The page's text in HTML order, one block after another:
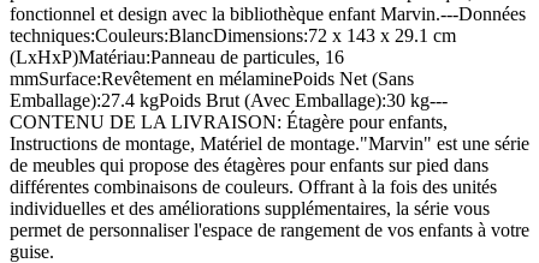
fonctionnel et design avec la bibliothèque enfant Marvin.---Données
techniques:Couleurs:BlancDimensions:72 x 143 x 29.1 cm
(LxHxP)Matériau:Panneau de particules, 16
mmSurface:Revêtement en mélaminePoids Net (Sans
Emballage):27.4 kgPoids Brut (Avec Emballage):30 kg---
CONTENU DE LA LIVRAISON: Étagère pour enfants,
Instructions de montage, Matériel de montage."Marvin" est une série
de meubles qui propose des étagères pour enfants sur pied dans
différentes combinaisons de couleurs. Offrant à la fois des unités
individuelles et des améliorations supplémentaires, la série vous
permet de personnaliser l'espace de rangement de vos enfants à votre
guise.